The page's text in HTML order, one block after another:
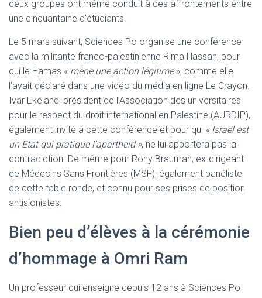
deux groupes ont même conduit à des affrontements entre
une cinquantaine d’étudiants.
Le 5 mars suivant, Sciences Po organise une conférence
avec la militante franco-palestinienne Rima Hassan, pour
qui le Hamas « mène une action légitime», comme elle
l’avait déclaré dans une vidéo du média en ligne Le Crayon.
Ivar Ekeland, président de l’Association des universitaires
pour le respect du droit international en Palestine (AURDIP),
également invité à cette conférence et pour qui « Israël est
un Etat qui pratique l’apartheid », ne lui apportera pas la
contradiction. De même pour Rony Brauman, ex-dirigeant
de Médecins Sans Frontières (MSF), également panéliste
de cette table ronde, et connu pour ses prises de position
antisionistes.
Bien peu d’élèves à la cérémonie
d’hommage à Omri Ram
Un professeur qui enseigne depuis 12 ans à Sciences Po